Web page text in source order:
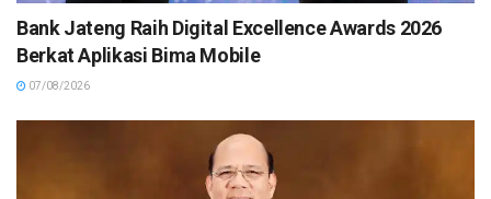
Bank Jateng Raih Digital Excellence Awards 2026
Berkat Aplikasi Bima Mobile
07/08/2026